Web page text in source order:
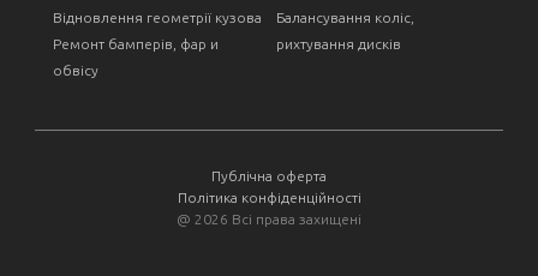
Відновлення геометрії кузова
Ремонт бамперів, фар и
обвісу
Балансування коліс,
рихтування дисків
Публічна оферта
Політика конфіденційності
@ 2026 Всі права захищені